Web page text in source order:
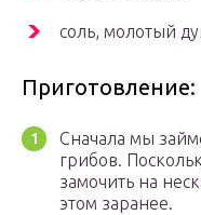
соль, молотый
Приготовление:
Сначала мы
грибов.
замочить на
этом заранее.